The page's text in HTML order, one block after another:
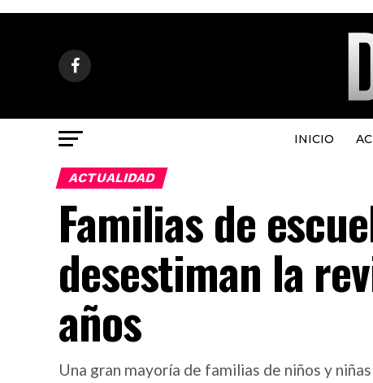
INICIO
ACTUALIDAD
Familias de
desestiman la
años
Una gran mayoría de familias de niños y